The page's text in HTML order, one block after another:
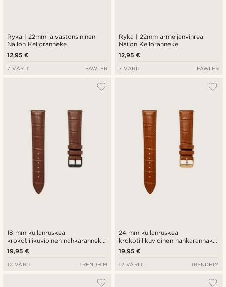
Ryka | 22mm laivastonsininen
Nailon Kelloranneke
12,95 €
7 VÄRIT FAWLER
Ryka | 22mm armeijanvihreä
Nailon Kelloranneke
12,95 €
7 VÄRIT FAWLER
18 mm kullanruskea
krokotiilikuvioinen nahkaranneke
ja musta solki - pikalukitus
19,95 €
12 VÄRIT TRENDHIM
24 mm kullanruskea
krokotiilikuvioinen nahkarannake
ja ruusukullan värinen solki -
pikalukitus
19,95 €
12 VÄRIT TRENDHIM